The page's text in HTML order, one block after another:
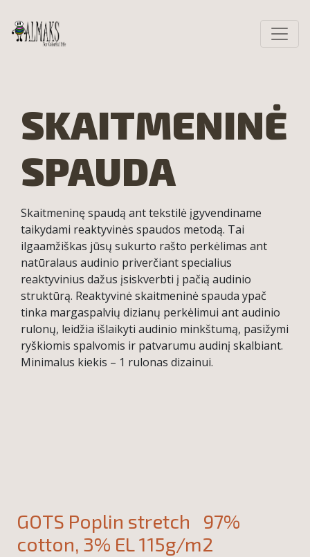
SKAITMENINĖ
SPAUDA
Skaitmeninę spaudą ant tekstilė įgyvendiname
taikydami reaktyvinės spaudos metodą. Tai
ilgaamžiškas jūsų sukurto rašto perkėlimas ant
natūralaus audinio priverčiant specialius
reaktyvinius dažus įsiskverbti į pačią audinio
struktūrą. Reaktyvinė skaitmeninė spauda ypač
tinka margaspalvių dizianų perkėlimui ant audinio
rulonų, leidžia išlaikyti audinio minkštumą, pasižymi
ryškiomis spalvomis ir patvarumu audinį skalbiant.
Minimalus kiekis – 1 rulonas dizainui.
GOTS Poplin stretch 97%
cotton, 3% EL 115g/m2